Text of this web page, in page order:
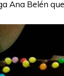
Ana Belén